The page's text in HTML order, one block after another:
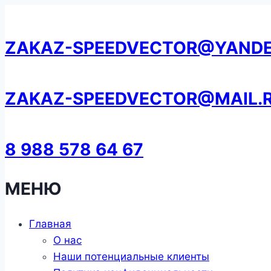
содержанию
ZAKAZ-
ZAKAZ-
8 988 578 64 67
МЕНЮ
Главная
О нас
Наши потенциальные клиенты